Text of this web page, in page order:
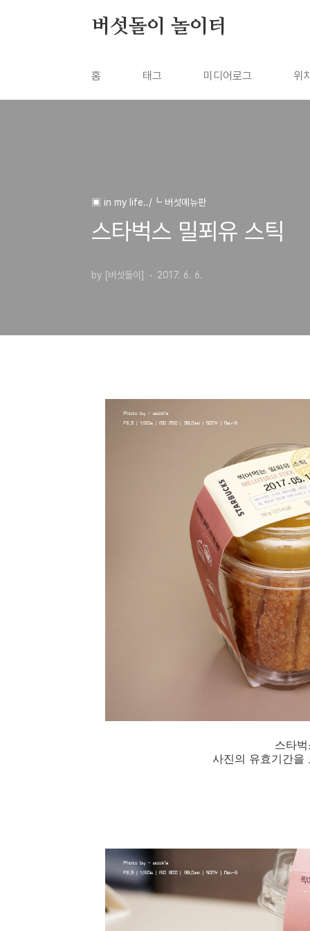
버섯돌이 놀이터
홈 태그 미디어로그 위
▣ in my life../┗ 버섯메뉴판
스타벅스 밀푀유 스틱
by [버섯돌이] 2017. 6. 6.
스타
사진의 유효기간